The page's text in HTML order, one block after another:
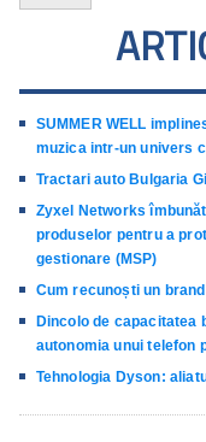
SUMMER WELL
muzica intr-un univers
Tractari auto Bulgaria
Zyxel Networks
produselor pentru a
gestionare (MSP)
Cum recunoști un
Dincolo de capacitatea
autonomia unui telefon
Tehnologia Dyson: